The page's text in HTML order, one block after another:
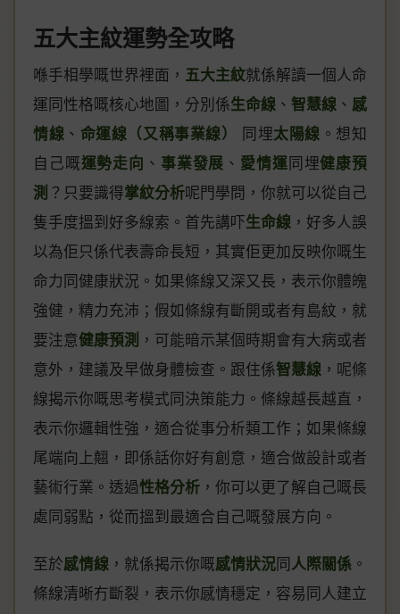
五大主紋運勢全攻略
喺手相學嘅世界裡面， 五大主紋就係解讀一個人命
運同性格嘅核心地圖，分別係生命線 、 智慧線 、 感
情線 、 命運線（又稱事業線） 同埋太陽線 。想知
自己嘅運勢走向 、 事業發展 、 愛情運 同埋健康預
測 ？只要識得掌紋分析呢門學問，你就可以從自己
隻手度搵到好多線索。首先講吓生命線 ，好多人誤
以為佢只係代表壽命長短，其實佢更加反映你嘅生
命力同健康狀況。如果條線又深又長，表示你體魄
強健，精力充沛；假如條線有斷開或者有島紋，就
要注意健康預測 ，可能暗示某個時期會有大病或者
意外，建議及早做身體檢查。跟住係智慧線 ，呢條
線揭示你嘅思考模式同決策能力。條線越長越直，
表示你邏輯性強，適合從事分析類工作；如果條線
尾端向上翹，即係話你好有創意，適合做設計或者
藝術行業。透過性格分析 ，你可以更了解自己嘅長
處同弱點，從而搵到最適合自己嘅發展方向。
至於感情線 ，就係揭示你嘅感情狀況 同 人際關係 。
條線清晰冇斷裂，表示你感情穩定，容易同人建立